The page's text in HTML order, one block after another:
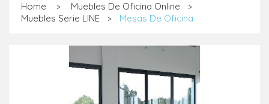
Home > Muebles De Oficina Online >
Muebles Serie LINE > Mesas De Oficina